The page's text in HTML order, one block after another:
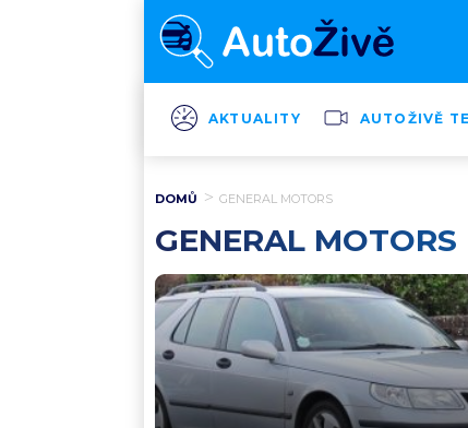
AKTUALITY AUTOŽIVĚ
DOMŮ GENERAL MOTORS
GENERAL MOTORS